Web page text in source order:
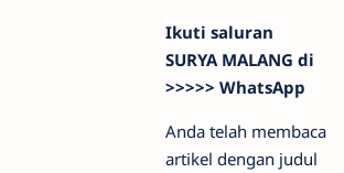
Ikuti saluran
SURYA MALANG di
>>>>> WhatsApp
Anda telah membaca
artikel dengan judul